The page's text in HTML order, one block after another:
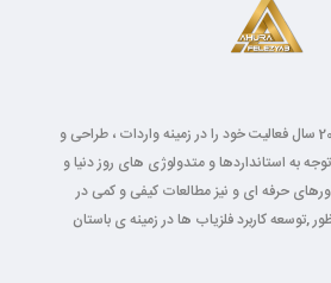
شرکت اهورا فلزیاب با بیش از 20 سال فعالیت خود را در زمینه واردات ، طراحی و
به استانداردها و متدولوژی های روز دنیا و
حرفه ای و نیز مطالعات کیفی و کمی در
,توسعه کاربرد فلزیاب ها در زمینه ی باستان